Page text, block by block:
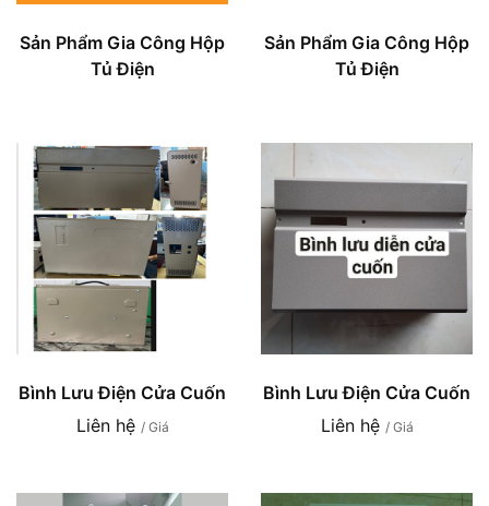
Sản Phẩm Gia Công Hộp
Tủ Điện
Sản Phẩm Gia Công Hộp
Tủ Điện
Bình Lưu Điện Cửa Cuốn
Liên hệ / Giá
Bình Lưu Điện Cửa Cuốn
Liên hệ / Giá